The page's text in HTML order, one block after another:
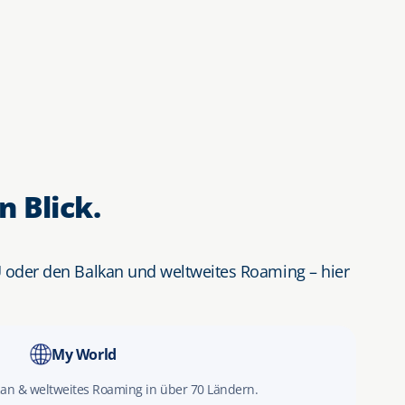
Blick.
den Balkan und weltweites Roaming – hier
My World
& weltweites Roaming in über 70 Ländern.